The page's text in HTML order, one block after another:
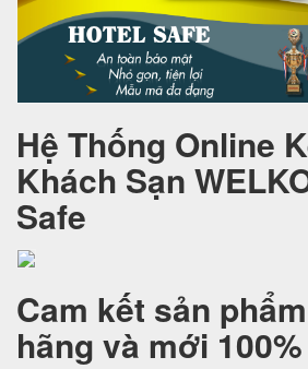
Hệ Thống Online
Khách Sạn
Safe
Cam kết sản
hãng và mới 100%